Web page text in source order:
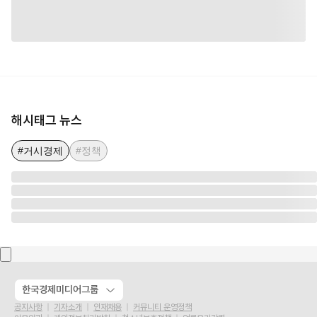
해시태그 뉴스
#거시경제 #정책
한국경제미디어그룹
공지사항 기자소개 인재채용
커뮤니티 운영정책